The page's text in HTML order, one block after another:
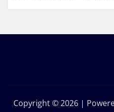
Copyright © 2026 |